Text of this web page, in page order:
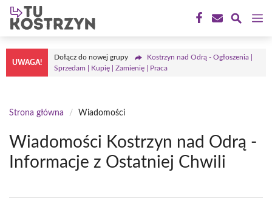
Przejdź
treści
UWAGA!
Dołącz do nowej grupy
Kostrzyn nad Odrą - Ogłoszenia |
Sprzedam | Kupię | Zamienię | Praca
Strona główna / Wiadomości
Wiadomości Kostrzyn nad Odrą -
Informacje z Ostatniej Chwili